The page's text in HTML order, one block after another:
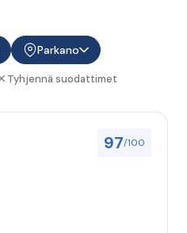
Parkano
Tyhjennä suodattimet
97/100